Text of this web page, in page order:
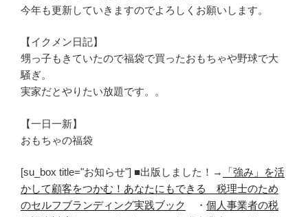
今年も更新していきますのでよろしくお願いします。
【イクメン日記】
甥っ子もきていたので福袋で買ったおもちゃや野球で大
騒ぎ。
実家だとやりたい放題です。。
【一日一新】
おもちゃの福袋
[su_box title="お知らせ"] ■出版しました！→
「強み」を活
かして顧客をつかむ！あなたにもできる 税理士のため
のセルフブランディング実践ブック
・ 個人事業者の税